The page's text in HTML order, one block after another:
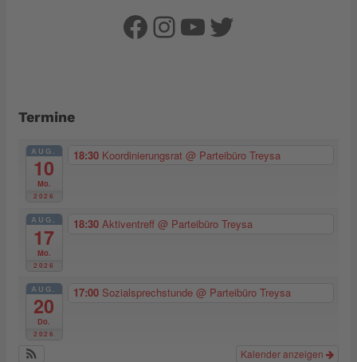
Facebook
Instagram
YouTube
Twitter
Termine
AUG.
10
Mo.
2026
18:30 Koordinierungsrat @ Parteibüro Treysa
AUG.
17
Mo.
2026
18:30 Aktiventreff @ Parteibüro Treysa
AUG.
20
Do.
2026
17:00 Sozialsprechstunde @ Parteibüro Treysa
Kalender anzeigen